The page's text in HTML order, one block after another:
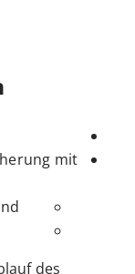
mit
des